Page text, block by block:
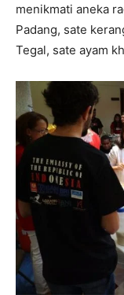
menikmati aneka
Padang, sate
Tegal, sate ayam